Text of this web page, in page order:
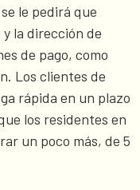
le pedirá que
la dirección de
de pago, como
Los clientes de
rápida en un plazo
los residentes en
un poco más, de 5